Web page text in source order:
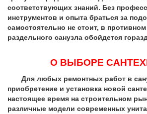
соответствующих знаний. Без
инструментов и опыта браться за
самостоятельно не стоит, в
раздельного санузла обойдется
О ВЫБОРЕ
Для любых ремонтных работ в
приобретение и установка новой
настоящее время на строительном
различные модели современных